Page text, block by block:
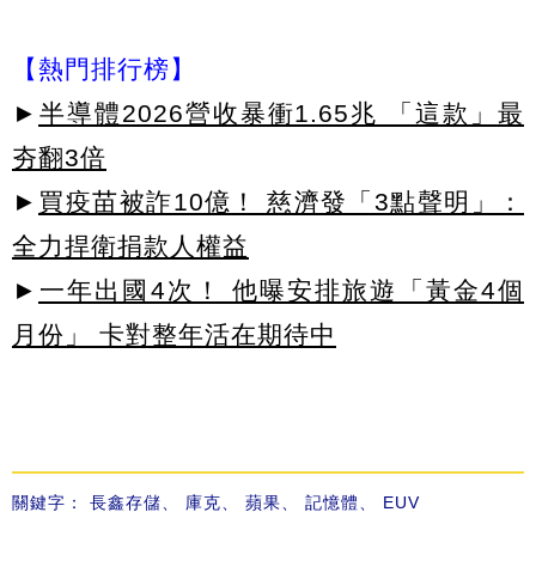
【熱門排行榜】
► 半導體2026營收暴衝1.65兆 「這款」最
夯翻3倍
► 買疫苗被詐10億！ 慈濟發「3點聲明」：
全力捍衛捐款人權益
► 一年出國4次！ 他曝安排旅遊「黃金4個
月份」 卡對整年活在期待中
關鍵字： 長鑫存儲 庫克 蘋果 記憶體 EUV